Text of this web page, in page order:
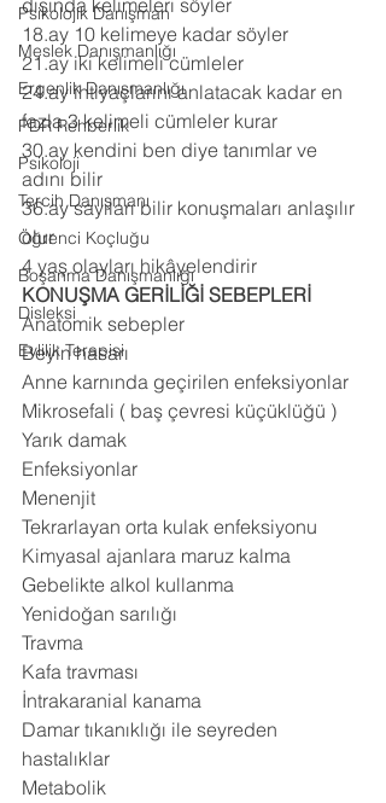
Psikolojik Danışman
Meslek Danışmanlığı
Ergenlik Danışmanlığı
PDR Rehberlik
Psikoloji
Tercih Danışmanı
Öğrenci Koçluğu
Boşanma Danışmanlığı
Disleksi
Evlilik Terapisi
dışında kelimeleri söyler
18.ay 10 kelimeye kadar söyler
21.ay iki kelimeli cümleler
24.ay ihtiyaçlarını anlatacak kadar en
fazla 3 kelimeli cümleler kurar
30.ay kendini ben diye tanımlar ve
adını bilir
36.ay sayıları bilir konuşmaları anlaşılır
olur
4 yaş olayları hikâyelendirir
KONUŞMA GERİLİĞİ SEBEPLERİ
Anatomik sebepler
Beyin hasarı
Anne karnında geçirilen enfeksiyonlar
Mikrosefali ( baş çevresi küçüklüğü )
Yarık damak
Enfeksiyonlar
Menenjit
Tekrarlayan orta kulak enfeksiyonu
Kimyasal ajanlara maruz kalma
Gebelikte alkol kullanma
Yenidoğan sarılığı
Travma
Kafa travması
İntrakaranial kanama
Damar tıkanıklığı ile seyreden
hastalıklar
Metabolik